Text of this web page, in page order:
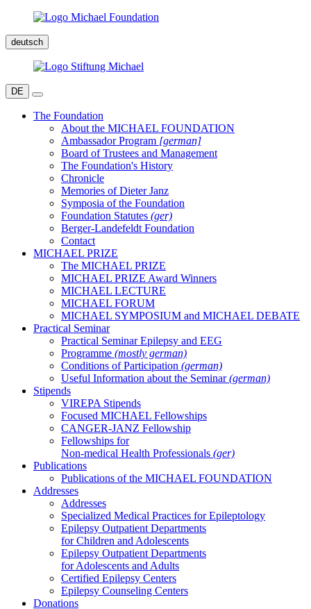
deutsch
DE
The Foundation
About the MICHAEL FOUNDATION
Ambassador Program [german]
Board of Trustees and Management
The Foundation's History
Chronicle
Memories of Dieter Janz
Symposia of the Foundation
Foundation Statutes (ger)
Berger-Landefeldt Foundation
Contact
MICHAEL PRIZE
The MICHAEL PRIZE
MICHAEL PRIZE Award Winners
MICHAEL LECTURE
MICHAEL FORUM
MICHAEL SYMPOSIUM and MICHAEL DEBATE
Practical Seminar
Practical Seminar Epilepsy and EEG
Programme (mostly german)
Conditions of Participation (german)
Useful Information about the Seminar(german)
Stipends
VIREPA Stipends
Focused MICHAEL Fellowships
CANGER-JANZ Fellowship
Fellowships for
Non-medical Health Professionals (ger)
Publications
Publications of the MICHAEL FOUNDATION
Addresses
Addresses
Specialized Medical Practices for Epileptology
Epilepsy Outpatient Departments
for Children and Adolescents
Epilepsy Outpatient Departments
for Adolescents and Adults
Certified Epilepsy Centers
Epilepsy Counseling Centers
Donations